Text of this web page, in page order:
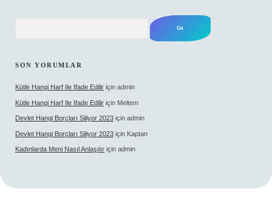
SON YORUMLAR
Kütle Hangi Harf Ile Ifade Edilir için admin
Kütle Hangi Harf Ile Ifade Edilir için Meltem
Devlet Hangi Borçları Siliyor 2023 için admin
Devlet Hangi Borçları Siliyor 2023 için Kaptan
Kadınlarda Meni Nasıl Anlaşılır için admin